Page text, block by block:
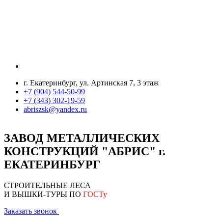
г. Екатеринбург, ул. Артинская 7, 3 этаж
+7 (904) 544-50-99
+7 (343) 302-19-59
abriszsk@yandex.ru
ЗАВОД МЕТАЛЛИЧЕСКИХ
КОНСТРУКЦИЙ "АБРИС" г.
ЕКАТЕРИНБУРГ
СТРОИТЕЛЬНЫЕ ЛЕСА
И ВЫШКИ-ТУРЫ ПО ГОСТу
Заказать звонок